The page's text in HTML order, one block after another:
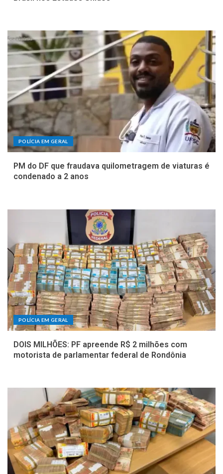
POLÍCIA EM GERAL
PM do DF que fraudava quilometragem de viaturas é
condenado a 2 anos
POLÍCIA EM GERAL
DOIS MILHÕES: PF apreende R$ 2 milhões com
motorista de parlamentar federal de Rondônia